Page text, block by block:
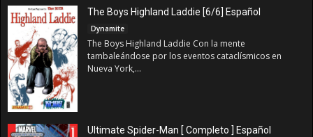
The Boys Highland Laddie [6/6] Español
Dynamite
The Boys Highland Laddie Con la mente
tambaleándose por los eventos cataclísmicos en
Nueva York,...
Ultimate Spider-Man [ Completo ] Español